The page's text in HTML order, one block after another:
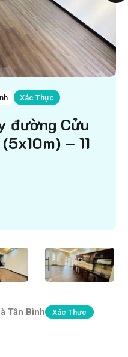
Xác Thực
đường Cửu
– 11
Tân Bình Xác Thực